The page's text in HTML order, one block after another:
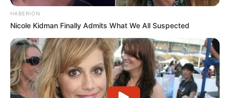
HABERION
Nicole Kidman Finally Admits What We All Suspected